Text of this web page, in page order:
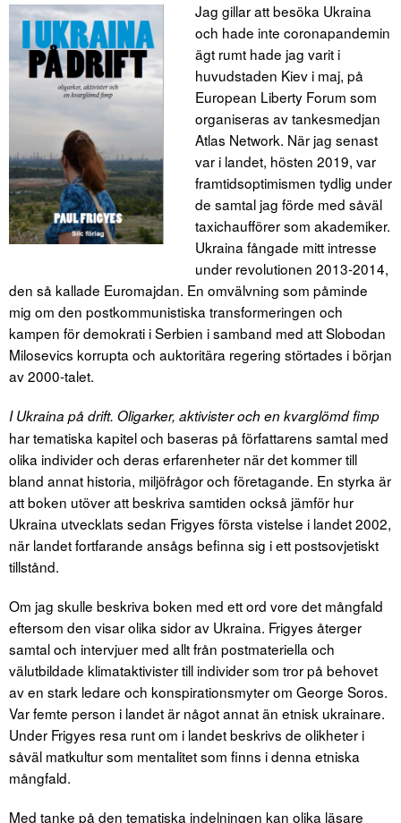
Jag gillar att besöka Ukraina
och hade inte coronapandemin
ägt rumt hade jag varit i
huvudstaden Kiev i maj, på
European Liberty Forum som
organiseras av tankesmedjan
Atlas Network. När jag senast
var i landet, hösten 2019, var
framtidsoptimismen tydlig under
de samtal jag förde med såväl
taxichaufförer som akademiker.
Ukraina fångade mitt intresse
under revolutionen 2013-2014,
den så kallade Euromajdan. En omvälvning som påminde
mig om den postkommunistiska transformeringen och
kampen för demokrati i Serbien i samband med att Slobodan
Milosevics korrupta och auktoritära regering störtades i början
av 2000-talet.
I Ukraina på drift. Oligarker, aktivister och en kvarglömd fimp
har tematiska kapitel och baseras på författarens samtal med
olika individer och deras erfarenheter när det kommer till
bland annat historia, miljöfrågor och företagande. En styrka är
att boken utöver att beskriva samtiden också jämför hur
Ukraina utvecklats sedan Frigyes första vistelse i landet 2002,
när landet fortfarande ansågs befinna sig i ett postsovjetiskt
tillstånd.
Om jag skulle beskriva boken med ett ord vore det mångfald
eftersom den visar olika sidor av Ukraina. Frigyes återger
samtal och intervjuer med allt från postmateriella och
välutbildade klimataktivister till individer som tror på behovet
av en stark ledare och konspirationsmyter om George Soros.
Var femte person i landet är något annat än etnisk ukrainare.
Under Frigyes resa runt om i landet beskrivs de olikheter i
såväl matkultur som mentalitet som finns i denna etniska
mångfald.
Med tanke på den tematiska indelningen kan olika läsare